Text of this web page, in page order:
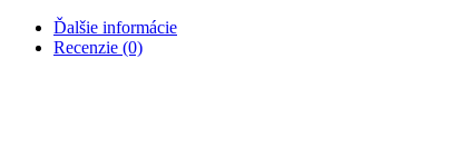
Ďalšie informácie
Recenzie (0)